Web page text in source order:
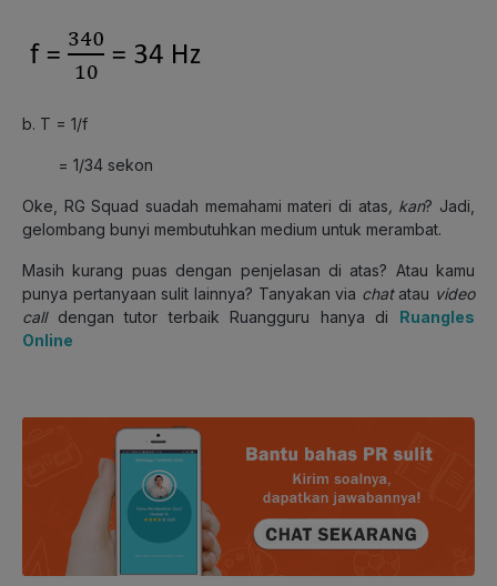
b. T = 1/f
= 1/34 sekon
Oke, RG Squad suadah memahami materi di atas, kan? Jadi,
gelombang bunyi membutuhkan medium untuk merambat.
Masih kurang puas dengan penjelasan di atas? Atau kamu
punya pertanyaan sulit lainnya? Tanyakan via chatatau video
calldengan tutor terbaik Ruangguru hanya di Ruangles
Online